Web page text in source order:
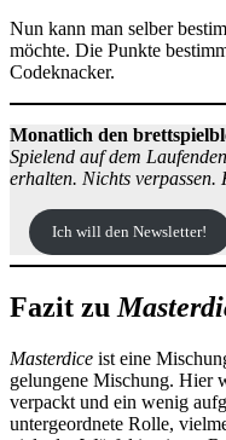
Nun kann man selber
möchte. Die Punkte
Codeknacker.
Monatlich den
Spielend auf dem
erhalten. Nichts
Ich will den Newsletter!
Fazit zu
Masterdice ist eine
gelungene Mischung. Hier
verpackt und ein wenig
untergeordnete Rolle,